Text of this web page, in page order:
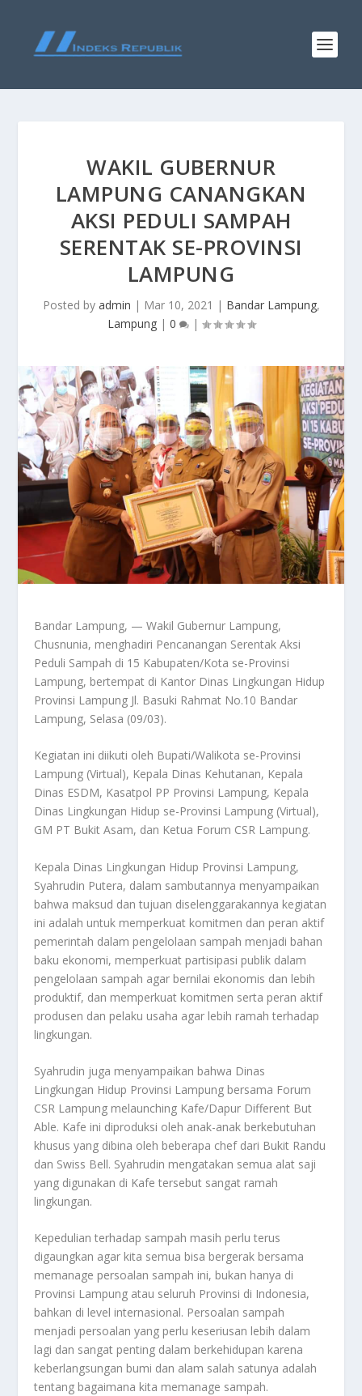
WAKIL GUBERNUR
LAMPUNG CANANGKAN
AKSI PEDULI SAMPAH
SERENTAK SE-PROVINSI
LAMPUNG
Posted by admin | Mar 10, 2021 | Bandar Lampung,
Lampung| 0 |
Bandar Lampung, — Wakil Gubernur Lampung,
Chusnunia, menghadiri Pencanangan Serentak Aksi
Peduli Sampah di 15 Kabupaten/Kota se-Provinsi
Lampung, bertempat di Kantor Dinas Lingkungan Hidup
Provinsi Lampung Jl. Basuki Rahmat No.10 Bandar
Lampung, Selasa (09/03).
Kegiatan ini diikuti oleh Bupati/Walikota se-Provinsi
Lampung (Virtual), Kepala Dinas Kehutanan, Kepala
Dinas ESDM, Kasatpol PP Provinsi Lampung, Kepala
Dinas Lingkungan Hidup se-Provinsi Lampung (Virtual),
GM PT Bukit Asam, dan Ketua Forum CSR Lampung.
Kepala Dinas Lingkungan Hidup Provinsi Lampung,
Syahrudin Putera, dalam sambutannya menyampaikan
bahwa maksud dan tujuan diselenggarakannya kegiatan
ini adalah untuk memperkuat komitmen dan peran aktif
pemerintah dalam pengelolaan sampah menjadi bahan
baku ekonomi, memperkuat partisipasi publik dalam
pengelolaan sampah agar bernilai ekonomis dan lebih
produktif, dan memperkuat komitmen serta peran aktif
produsen dan pelaku usaha agar lebih ramah terhadap
lingkungan.
Syahrudin juga menyampaikan bahwa Dinas
Lingkungan Hidup Provinsi Lampung bersama Forum
CSR Lampung melaunching Kafe/Dapur Different But
Able. Kafe ini diproduksi oleh anak-anak berkebutuhan
khusus yang dibina oleh beberapa chef dari Bukit Randu
dan Swiss Bell. Syahrudin mengatakan semua alat saji
yang digunakan di Kafe tersebut sangat ramah
lingkungan.
Kepedulian terhadap sampah masih perlu terus
digaungkan agar kita semua bisa bergerak bersama
memanage persoalan sampah ini, bukan hanya di
Provinsi Lampung atau seluruh Provinsi di Indonesia,
bahkan di level internasional. Persoalan sampah
menjadi persoalan yang perlu keseriusan lebih dalam
lagi dan sangat penting dalam berkehidupan karena
keberlangsungan bumi dan alam salah satunya adalah
tentang bagaimana kita memanage sampah.